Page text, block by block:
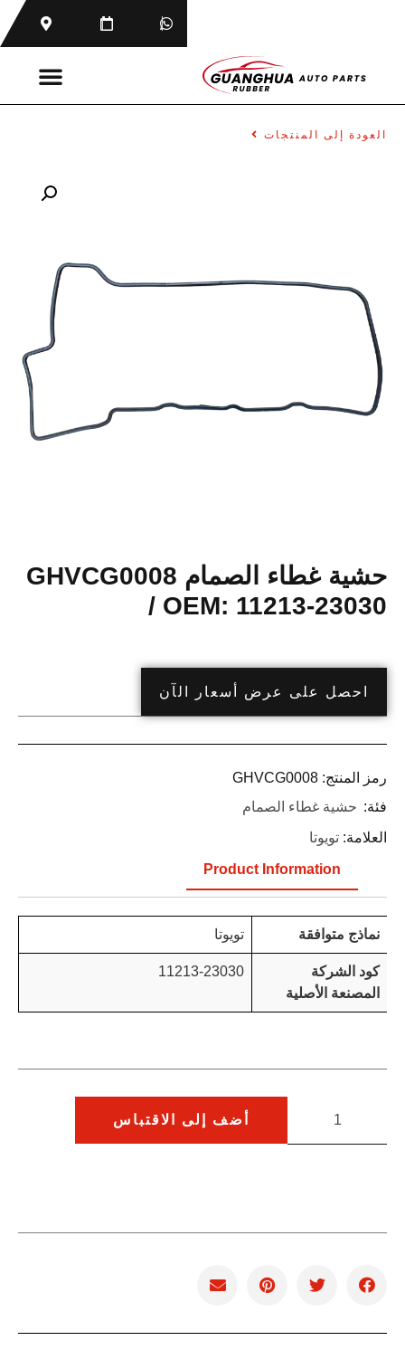
العودة إلى المنتجات
حشية غطاء الصمام GHVCG0008
/ OEM: 11213-23030
احصل على عرض أسعار الآن
رمز المنتج: GHVCG0008
فئة: حشية غطاء الصمام
العلامة: تويوتا
Product Information
نماذج متوافقة تويوتا
كود الشركة
المصنعة الأصلية
11213-23030
أضف إلى الاقتباس